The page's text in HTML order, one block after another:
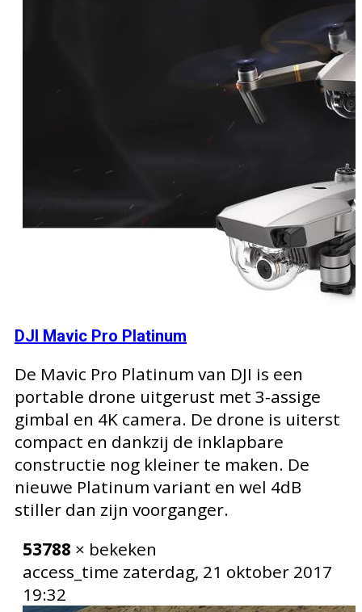
DJI Mavic Pro Platinum
De Mavic Pro Platinum van DJI is een
portable drone uitgerust met 3-assige
gimbal en 4K camera. De drone is uiterst
compact en dankzij de inklapbare
constructie nog kleiner te maken. De
nieuwe Platinum variant en wel 4dB
stiller dan zijn voorganger.
53788 × bekeken
access_time zaterdag, 21 oktober 2017
19:32